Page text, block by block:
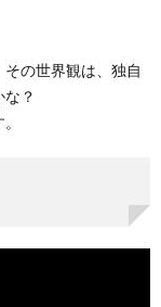
の世界観は、独自
？